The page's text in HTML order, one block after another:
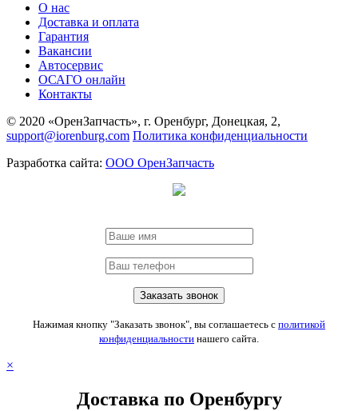
О нас
Доставка и оплата
Гарантия
Вакансии
Автосервис
ОСАГО онлайн
Контакты
© 2020 «ОренЗапчасть», г. Оренбург, Донецкая, 2,
support@iorenburg.com Политика конфиденциальности
Разработка сайта: ООО ОренЗапчасть
Нажимая кнопку "Заказать звонок", вы соглашаетесь с политикой
конфиденциальности нашего сайта.
×
Доставка по Оренбургу